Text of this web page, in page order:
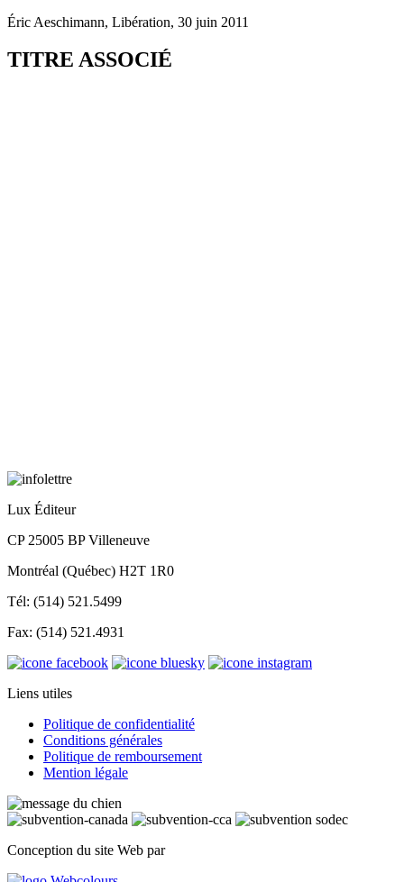
Éric Aeschimann, Libération, 30 juin 2011
TITRE ASSOCIÉ
Lux Éditeur
CP 25005 BP Villeneuve
Montréal (Québec) H2T 1R0
Tél: (514) 521.5499
Fax: (514) 521.4931
Liens utiles
Politique de confidentialité
Conditions générales
Politique de remboursement
Mention légale
Conception du site Web par